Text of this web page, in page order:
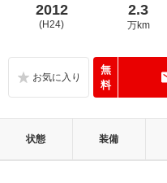
2012
(H24)
2.3
万km
無
料
状態 装備